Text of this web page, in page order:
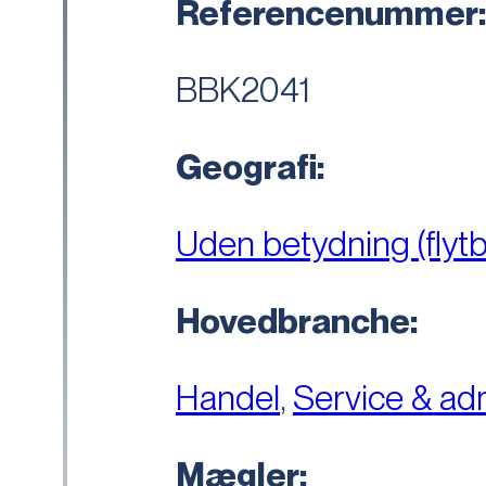
Referencenummer:
BBK2041
Geografi:
Uden betydning
Hovedbranche:
Handel, Service &
Mægler: